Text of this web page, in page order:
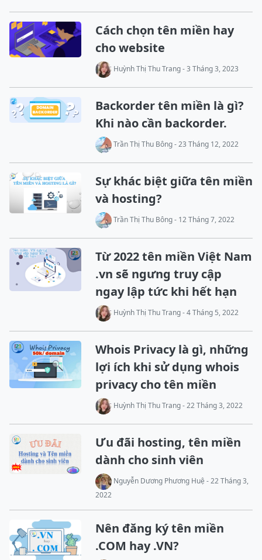
Cách chọn tên miền hay
cho website
Huỳnh Thị Thu Trang - 3 Tháng 3, 2023
Backorder tên miền là gì?
Khi nào cần backorder.
Trần Thị Thu Bông - 23 Tháng 12, 2022
Sự khác biệt giữa tên miền
và hosting?
Trần Thị Thu Bông - 12 Tháng 7, 2022
Từ 2022 tên miền Việt Nam
.vn sẽ ngưng truy cập
ngay lập tức khi hết hạn
Huỳnh Thị Thu Trang - 4 Tháng 5, 2022
Whois Privacy là gì, những
lợi ích khi sử dụng whois
privacy cho tên miền
Huỳnh Thị Thu Trang - 22 Tháng 3, 2022
Ưu đãi hosting, tên miền
dành cho sinh viên
Nguyễn Dương Phương Huệ - 22 Tháng 3,
2022
Nên đăng ký tên miền
.COM hay .VN?